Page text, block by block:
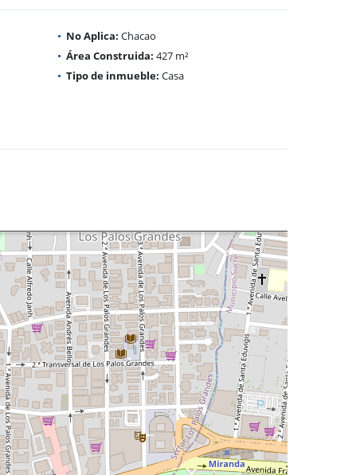
No Aplica: Chacao
Área Construida: 427 m²
Tipo de inmueble: Casa